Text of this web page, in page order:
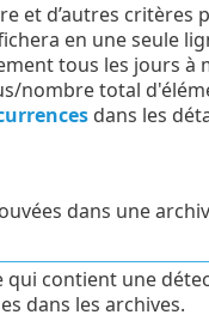
et d’autres
en une seule
tous les jours
nombre total
dans les
dans une
contient une
dans les archives.